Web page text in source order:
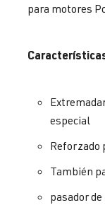
para motores
especial
Reforzado
También
pasador